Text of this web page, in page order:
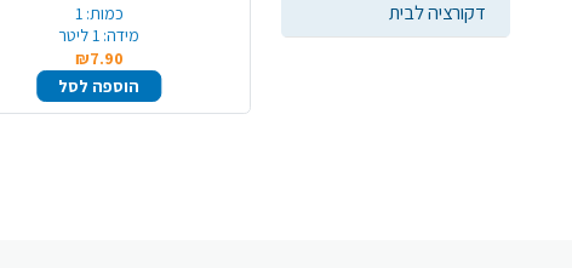
דקורציה לבית
כמות: 1
מידה: 1 ליטר
₪7.90
הוספה לסל